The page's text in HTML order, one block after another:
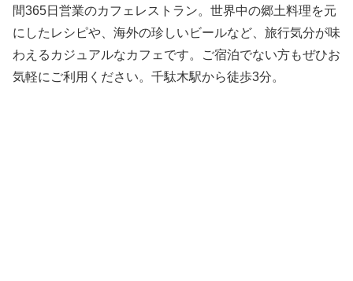
間365日営業のカフェレストラン。世界中の郷土料理を元
にしたレシピや、海外の珍しいビールなど、旅行気分が味
わえるカジュアルなカフェです。ご宿泊でない方もぜひお
気軽にご利用ください。千駄木駅から徒歩3分。